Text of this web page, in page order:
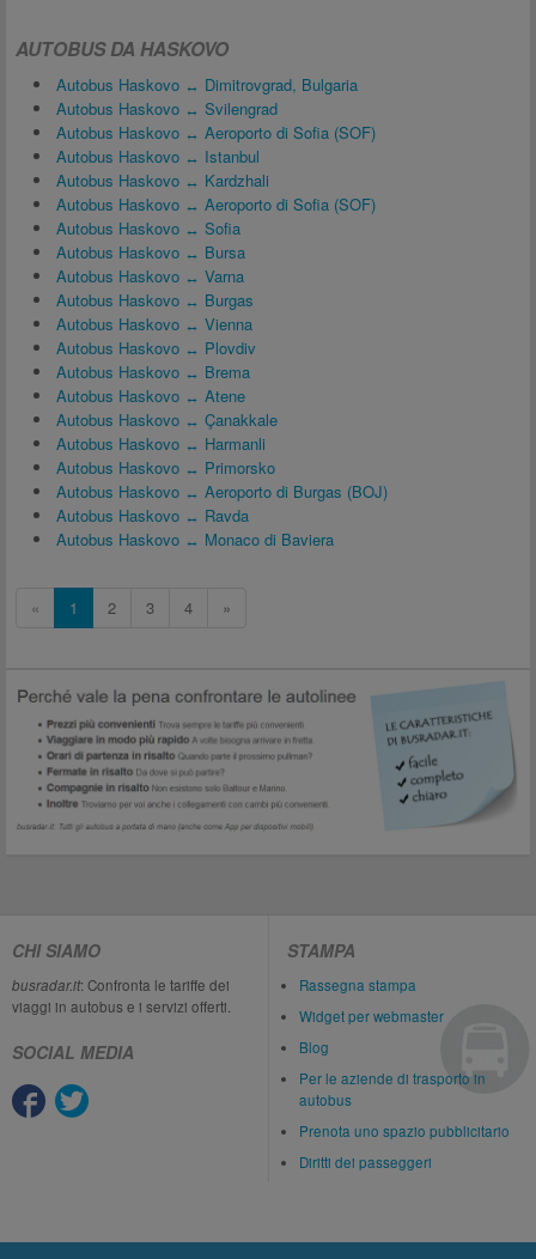
AUTOBUS DA HASKOVO
Autobus Haskovo ↔ Dimitrovgrad, Bulgaria
Autobus Haskovo ↔ Svilengrad
Autobus Haskovo ↔ Aeroporto di Sofia (SOF)
Autobus Haskovo ↔ Istanbul
Autobus Haskovo ↔ Kardzhali
Autobus Haskovo ↔ Aeroporto di Sofia (SOF)
Autobus Haskovo ↔ Sofia
Autobus Haskovo ↔ Bursa
Autobus Haskovo ↔ Varna
Autobus Haskovo ↔ Burgas
Autobus Haskovo ↔ Vienna
Autobus Haskovo ↔ Plovdiv
Autobus Haskovo ↔ Brema
Autobus Haskovo ↔ Atene
Autobus Haskovo ↔ Çanakkale
Autobus Haskovo ↔ Harmanli
Autobus Haskovo ↔ Primorsko
Autobus Haskovo ↔ Aeroporto di Burgas (BOJ)
Autobus Haskovo ↔ Ravda
Autobus Haskovo ↔ Monaco di Baviera
« 1 2 3 4 »
CHI SIAMO
busradar.it: Confronta le tariffe dei
viaggi in autobus e i servizi offerti.
SOCIAL MEDIA
STAMPA
Rassegna stampa
Widget per webmaster
Blog
Per le aziende di trasporto in
autobus
Prenota uno spazio pubblicitario
Diritti dei passeggeri